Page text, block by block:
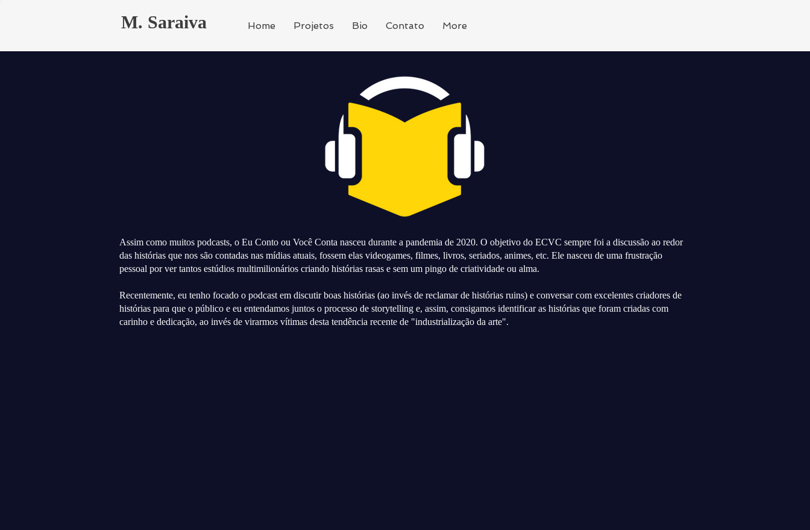
M. Saraiva Home Projetos Bio Contato More
Assim como muitos podcasts, o Eu Conto ou Você Conta nasceu durante a pandemia de 2020. O objetivo do ECVC sempre foi a discussão ao redor
das histórias que nos são contadas nas mídias atuais, fossem elas videogames, filmes, livros, seriados, animes, etc. Ele nasceu de uma frustração
pessoal por ver tantos estúdios multimilionários criando histórias rasas e sem um pingo de criatividade ou alma.
Recentemente, eu tenho focado o podcast em discutir boas histórias (ao invés de reclamar de histórias ruins) e conversar com excelentes criadores de
histórias para que o público e eu entendamos juntos o processo de storytelling e, assim, consigamos identificar as histórias que foram criadas com
carinho e dedicação, ao invés de virarmos vítimas desta tendência recente de "industrialização da arte".